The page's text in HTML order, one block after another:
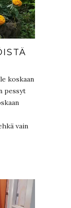
koskaan
pessyt
vain